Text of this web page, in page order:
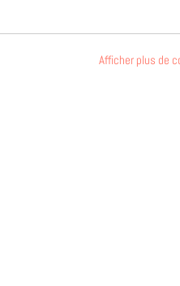
Afficher plus de